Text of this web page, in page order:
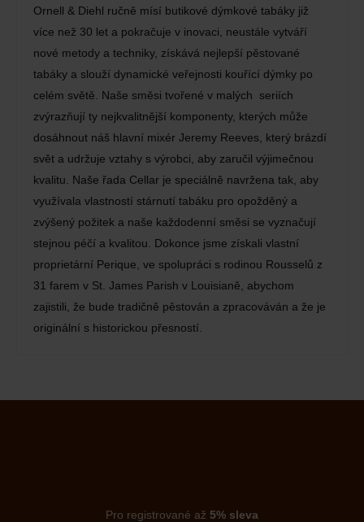
Ornell & Diehl ručně mísí butikové dýmkové tabáky již
více než 30 let a pokračuje v inovaci, neustále vytváří
nové metody a techniky, získává nejlepší pěstované
tabáky a slouží dynamické veřejnosti kouřící dýmky po
celém světě. Naše směsi tvořené v malých seriích
zvýrazňují ty nejkvalitnější komponenty, kterých může
dosáhnout náš hlavní mixér Jeremy Reeves, který brázdí
svět a udržuje vztahy s výrobci, aby zaručil výjimečnou
kvalitu. Naše řada Cellar je speciálně navržena tak, aby
využívala vlastností stárnutí tabáku pro opožděný a
zvýšený požitek a naše každodenní směsi se vyznačují
stejnou péčí a kvalitou. Dokonce jsme získali vlastní
proprietární Perique, ve spolupráci s rodinou Rousselů z
31 farem v St. James Parish v Louisianě, abychom
zajistili, že bude tradičně pěstován a zpracováván a že je
originální s historickou přesností.
Pro registrované až 5% sleva